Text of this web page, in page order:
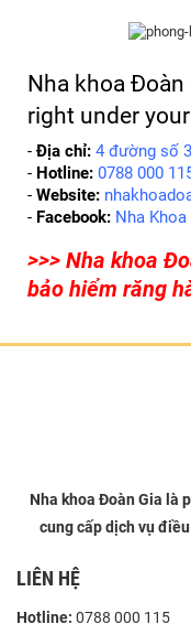
Nha khoa Đoàn
right under
- Địa chỉ: 4 đường số
- Hotline: 0788 000
- Website:
- Facebook: Nha
>>> Nha khoa
bảo hiểm răng
Nha khoa Đoàn Gia là
cung cấp dịch vụ
LIÊN HỆ
Hotline: 0788 000 115